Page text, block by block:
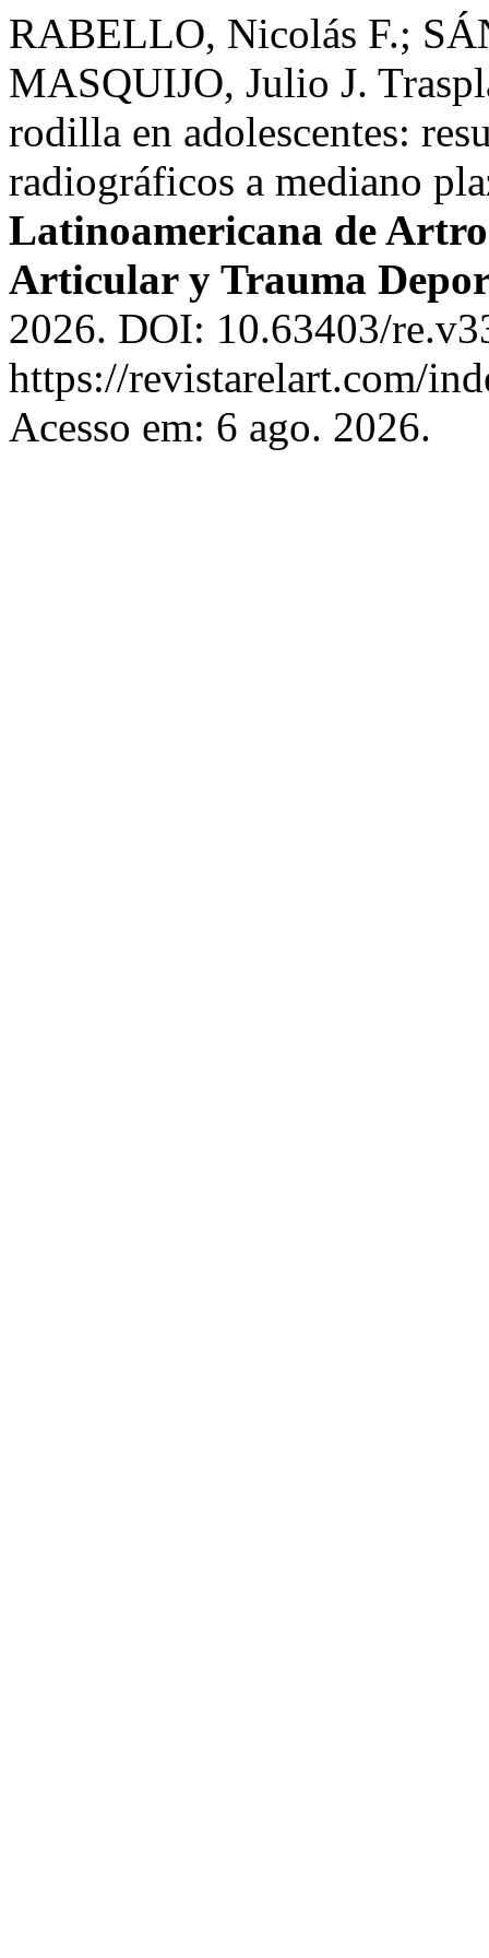
RABELLO, Nicolás F.;
MASQUIJO, Julio J.
rodilla en adolescentes:
radiográficos a mediano
Latinoamericana de
Articular y Trauma
2026. DOI: 10.63403/
https://revistarelart.com/
Acesso em: 6 ago. 2026.